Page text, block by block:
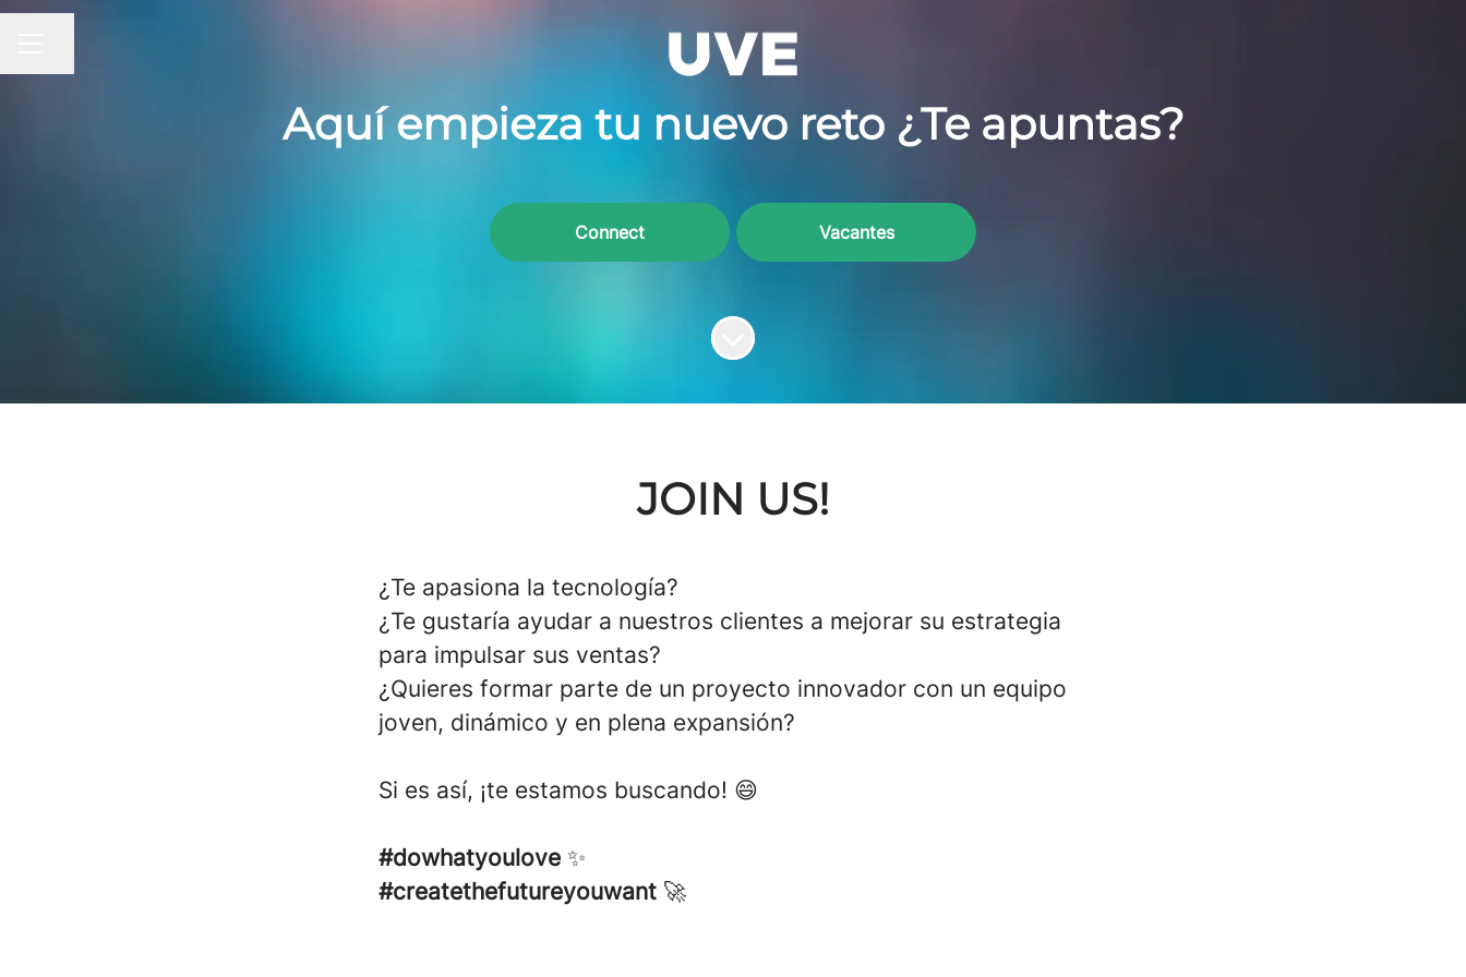
Aquí empieza tu nuevo reto ¿Te apuntas?
Connect Vacantes
Más contenido
JOIN US!
¿Te apasiona la tecnología?
¿Te gustaría ayudar a nuestros clientes a mejorar su estrategia
para impulsar sus ventas?
¿Quieres formar parte de un proyecto innovador con un equipo
joven, dinámico y en plena expansión?
Si es así, ¡te estamos buscando! 😄
#dowhatyoulove ✨
#createthefutureyouwant 🚀